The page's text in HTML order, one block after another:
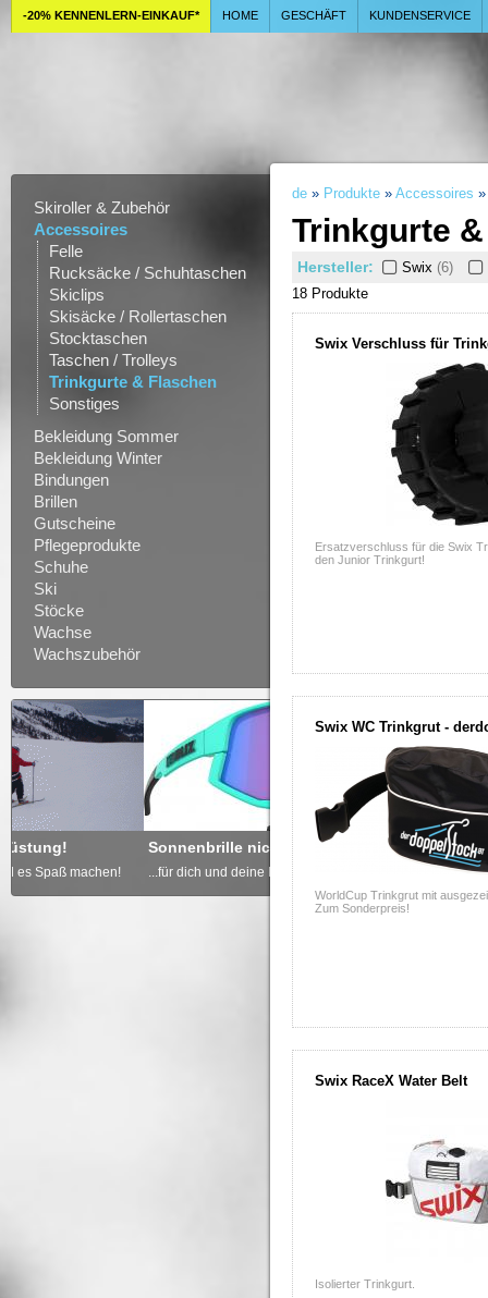
-20% KENNENLERN-EINKAUF* HOME GESCHÄFT KUNDENSERVICE
Skiroller & Zubehör
Accessoires
Felle
Rucksäcke / Schuhtaschen
Skiclips
Skisäcke / Rollertaschen
Stocktaschen
Taschen / Trolleys
Trinkgurte & Flaschen
Sonstiges
Bekleidung Sommer
Bekleidung Winter
Bindungen
Brillen
Gutscheine
Pflegeprodukte
Schuhe
Ski
Stöcke
Wachse
Wachszubehör
Sonnenbrille nicht vergessen
...für dich und deine Kinder!
Freude schenken -
... von derdoppelstock.at!
de » Produkte » Accessoires
Trinkgurte
Hersteller: Swix (6)
18 Produkte
Swix Verschluss für
Ersatzverschluss für die Swix
den Junior Trinkgurt!
Swix WC Trinkgrut -
WorldCup Trinkgrut mit
Zum Sonderpreis!
Swix RaceX Water Belt
Isolierter Trinkgurt.